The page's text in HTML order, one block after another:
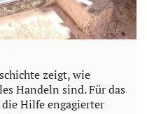
zeigt, wie
Handeln sind. Für das
Hilfe engagierter